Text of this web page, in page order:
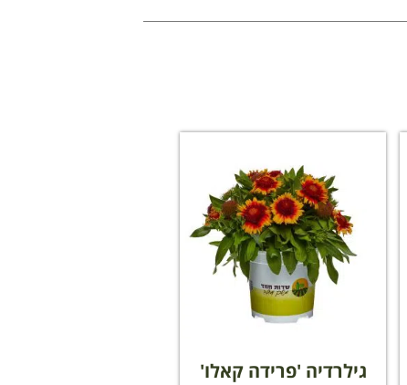
גילרדיה 'פרידה קאלו'